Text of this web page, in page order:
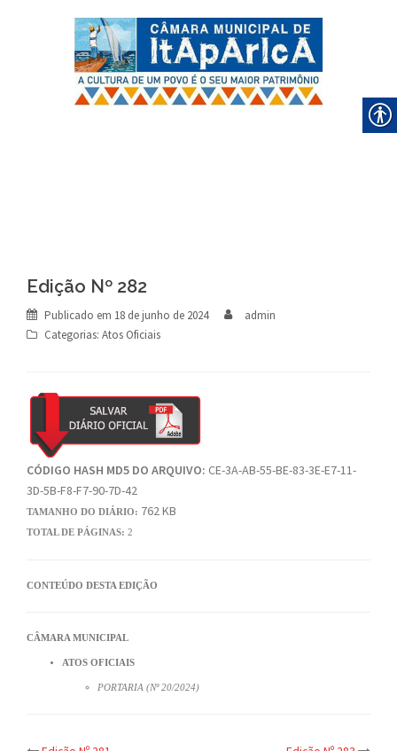
Edição Nº 282
Publicado em 18 de junho de 2024
admin
Categorias: Atos Oficiais
CÓDIGO HASH MD5 DO ARQUIVO: CE-3A-AB-55-BE-83-3E-E7-11-
3D-5B-F8-F7-90-7D-42
TAMANHO DO DIÁRIO: 762 KB
TOTAL DE PÁGINAS: 2
CONTEÚDO DESTA EDIÇÃO
CÂMARA MUNICIPAL
ATOS OFICIAIS
PORTARIA (Nº 20/2024)